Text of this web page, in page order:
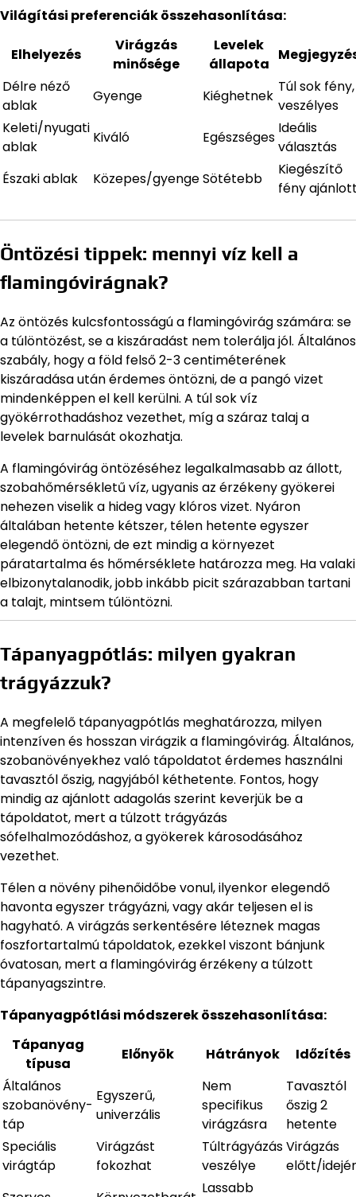
Világítási preferenciák összehasonlítása:
Elhelyezés
Virágzás
minősége
Levelek
állapota
Délre néző
ablak
Gyenge Kiéghetnek
Túl sok fény,
veszélyes
Keleti/nyugati
ablak
Kiváló Egészséges
Ideális
választás
Északi ablak
Közepes/gyengeSötétebb
Kiegészítő
fény
Öntözési tippek: mennyi víz kell a
flamingóvirágnak?
Az öntözés kulcsfontosságú a flamingóvirág számára: se
a túlöntözést, se a kiszáradást nem tolerálja jól. Általános
szabály, hogy a föld felső 2-3 centiméterének
kiszáradása után érdemes öntözni, de a pangó vizet
mindenképpen el kell kerülni. A túl sok víz
gyökérrothadáshoz vezethet, míg a száraz talaj a
levelek barnulását okozhatja.
A flamingóvirág öntözéséhez legalkalmasabb az állott,
szobahőmérsékletű víz, ugyanis az érzékeny gyökerei
nehezen viselik a hideg vagy klóros vizet. Nyáron
általában hetente kétszer, télen hetente egyszer
elegendő öntözni, de ezt mindig a környezet
páratartalma és hőmérséklete határozza meg. Ha valaki
elbizonytalanodik, jobb inkább picit szárazabban tartani
a talajt, mintsem túlöntözni.
Tápanyagpótlás: milyen gyakran
trágyázzuk?
A megfelelő tápanyagpótlás meghatározza, milyen
intenzíven és hosszan virágzik a flamingóvirág. Általános,
szobanövényekhez való tápoldatot érdemes használni
tavasztól őszig, nagyjából kéthetente. Fontos, hogy
mindig az ajánlott adagolás szerint keverjük be a
tápoldatot, mert a túlzott trágyázás
sófelhalmozódáshoz, a gyökerek károsodásához
vezethet.
Télen a növény pihenőidőbe vonul, ilyenkor elegendő
havonta egyszer trágyázni, vagy akár teljesen el is
hagyható. A virágzás serkentésére léteznek magas
foszfortartalmú tápoldatok, ezekkel viszont bánjunk
óvatosan, mert a flamingóvirág érzékeny a túlzott
tápanyagszintre.
Tápanyagpótlási módszerek összehasonlítása:
Tápanyag
típusa
Előnyök Hátrányok
Időzítés
Általános
szobanövény-
táp
Egyszerű,
univerzális
Nem
specifikus
virágzásra
Tavasztól
őszig 2
hetente
Speciális
virágtáp
Virágzást
fokozhat
Túltrágyázás
veszélye
Virágzás
előtt/
Lassabb